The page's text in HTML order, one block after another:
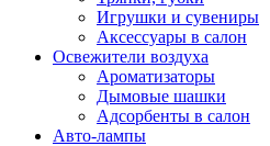
Игрушки и сувениры
Аксессуары в салон
Освежители воздуха
Ароматизаторы
Дымовые шашки
Адсорбенты в салон
Авто-лампы